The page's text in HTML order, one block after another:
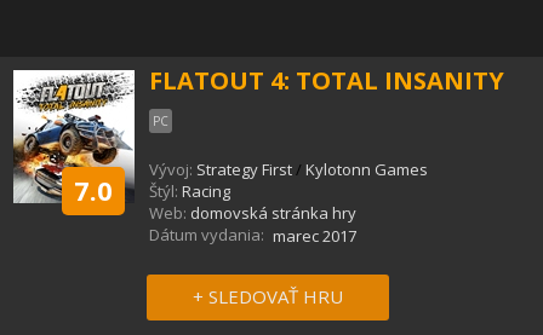
7.0
FLATOUT 4: TOTAL INSANITY
PC
Vývoj: Strategy First/ Kylotonn Games
Štýl: Racing
Web: domovská stránka hry
Dátum vydania: marec 2017
+ SLEDOVAŤ HRU